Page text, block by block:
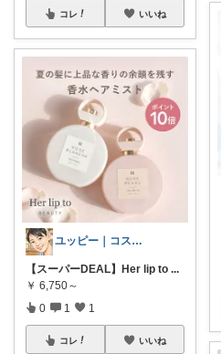
コレ いいね
ユッピー｜コスメと子育てROOM
【スーパーDEAL】Her lip to ...
￥ 6,750～
0 1 1
コレ いいね